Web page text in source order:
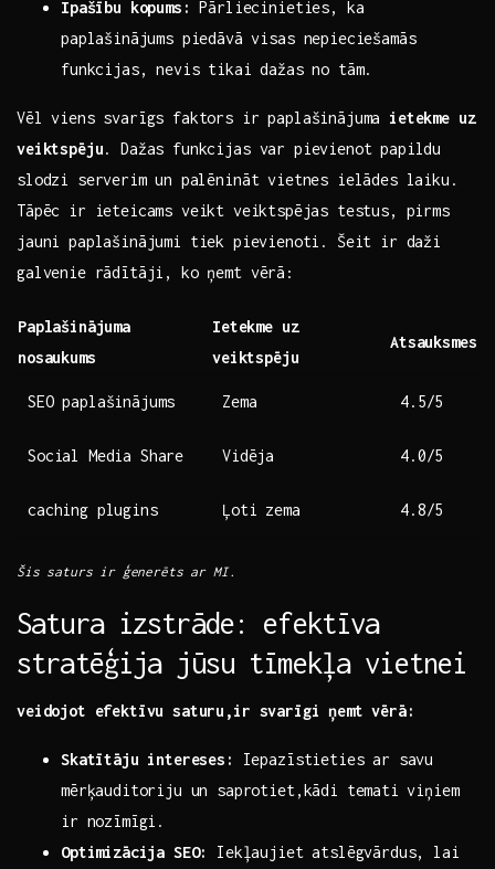
Īpašību kopums: Pārliecinieties, ka
paplašinājums piedāvā visas nepieciešamās
funkcijas, nevis tikai dažas‍ no tām.
Vēl viens svarīgs faktors ir paplašinājuma ietekme uz⁣
veiktspēju. Dažas funkcijas var pievienot papildu
slodzi serverim un ⁤palēnināt vietnes ielādes laiku.
Tāpēc ‌ir ieteicams veikt⁢ veiktspējas testus, pirms
jauni paplašinājumi tiek ⁤pievienoti. Šeit ir daži
‌galvenie rādītāji, ko ņemt vērā:
Paplašinājuma
nosaukums
Ietekme uz⁤
veiktspēju
Atsauksmes
SEO ‌paplašinājums Zema 4.5/5
Social Media Share Vidēja 4.0/5
caching plugins Ļoti ‌zema 4.8/5
Šis saturs ir ‌ģenerēts ar MI.
Satura izstrāde: efektīva⁢
stratēģija jūsu tīmekļa vietnei
veidojot efektīvu saturu,ir svarīgi ņemt vērā:
Skatītāju​ intereses:
Iepazīstieties ar savu
mērķauditoriju un saprotiet,kādi temati⁣ viņiem
ir nozīmīgi.
Optimizācija SEO:
Iekļaujiet atslēgvārdus, lai